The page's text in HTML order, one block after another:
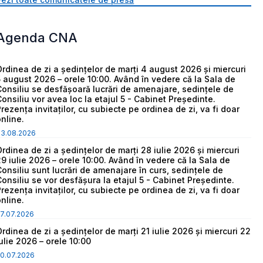
CNA
de zi a ședințelor de marți 4 august 2026 și miercuri
august 2026 – orele 10:00. Având în vedere că la Sala de
se desfășoară lucrări de amenajare, sedințele de
vor avea loc la etajul 5 - Cabinet Președinte.
invitaților, cu subiecte pe ordinea de zi, va fi doar
de zi a ședințelor de marți 28 iulie 2026 și miercuri
iulie 2026 – orele 10:00. Având în vedere că la Sala de
sunt lucrări de amenajare în curs, sedințele de
se vor desfășura la etajul 5 - Cabinet Președinte.
invitaților, cu subiecte pe ordinea de zi, va fi doar
de zi a ședințelor de marți 21 iulie 2026 și miercuri 22
2026 – orele 10:00